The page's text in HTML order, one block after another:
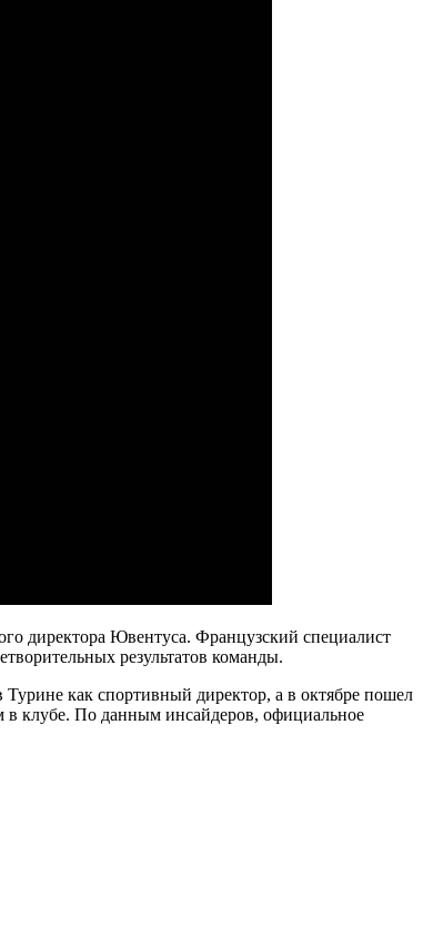
директора Ювентуса. Французский специалист
результатов команды.
как спортивный директор, а в октябре пошел
в клубе. По данным инсайдеров, официальное